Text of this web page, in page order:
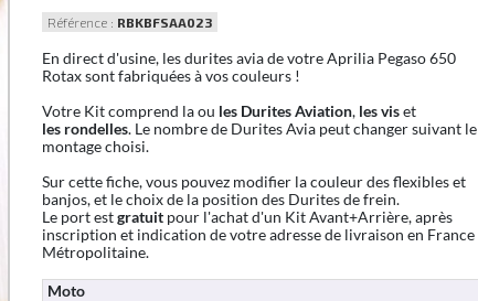
Référence : RBKBFSAA023
En direct d'usine, les durites avia de votre Aprilia Pegaso 650
Rotax sont fabriquées à vos couleurs !
Votre Kit comprend la ou les Durites Aviation, les viset
les rondelles. Le nombre de Durites Avia peut changer suivant le
montage choisi.
Sur cette fiche, vous pouvez modifier la couleur des flexibles et
banjos, et le choix de la position des Durites de frein.
Le port estgratuitpour l'achat d'un Kit Avant+Arrière, après
inscription et indication de votre adresse de livraison en France
Métropolitaine.
Moto